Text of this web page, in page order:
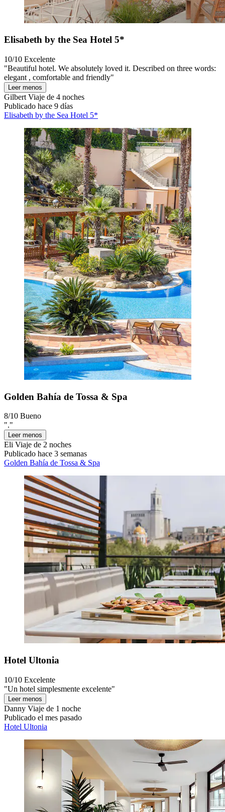
Elisabeth by the Sea Hotel 5*
10/10 Excelente
"Beautiful hotel. We absolutely loved it. Described on three words:
elegant , comfortable and friendly"
Leer menos
Gilbert Viaje de 4 noches
Publicado hace 9 días
Elisabeth by the Sea Hotel 5*
Golden Bahía de Tossa & Spa
8/10 Bueno
"."
Leer menos
Eli Viaje de 2 noches
Publicado hace 3 semanas
Golden Bahía de Tossa & Spa
Hotel Ultonia
10/10 Excelente
"Un hotel simplesmente excelente"
Leer menos
Danny Viaje de 1 noche
Publicado el mes pasado
Hotel Ultonia